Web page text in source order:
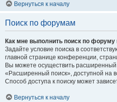
Вернуться к началу
Поиск по форумам
Как мне выполнить поиск по
Задайте условие поиска в
главной странице конференции,
Вы можете осуществить расширенный
«Расширенный поиск», доступной на
Способ доступа к поиску может
Вернуться к началу